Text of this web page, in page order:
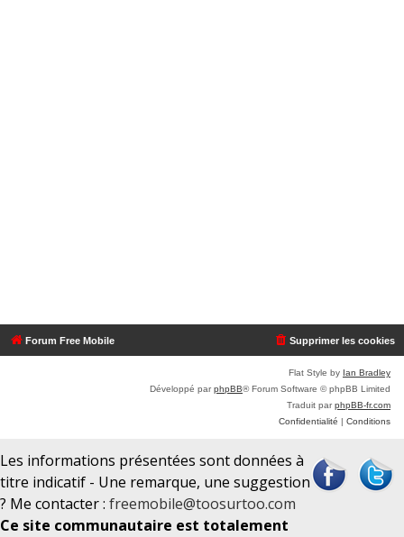
Forum Free Mobile Supprimer les cookies
Flat Style by Ian Bradley
Développé parphpBB® Forum Software © phpBB Limited
Traduit parphpBB-fr.com
Confidentialité | Conditions
Les informations présentées sont données à
titre indicatif - Une remarque, une suggestion
? Me contacter : freemobile@toosurtoo.com
Ce site communautaire est totalement